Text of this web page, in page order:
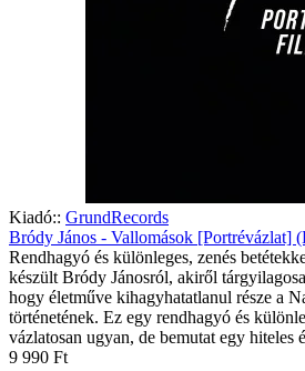
Kiadó:: GrundRecords
Bródy János - Vallomások [Portrévázlat]
Rendhagyó és különleges, zenés
készült Bródy Jánosról, akiről
hogy életműve kihagyhatatlanul része a
történetének. Ez egy rendhagyó és
vázlatosan ugyan, de bemutat egy hiteles
9 990 Ft